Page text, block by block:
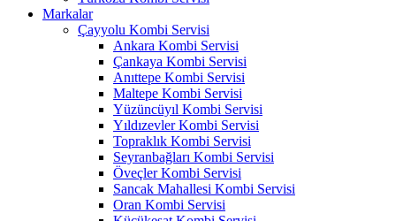
Markalar
Çayyolu Kombi Servisi
Ankara Kombi Servisi
Çankaya Kombi Servisi
Anıttepe Kombi Servisi
Maltepe Kombi Servisi
Yüzüncüyıl Kombi Servisi
Yıldızevler Kombi Servisi
Topraklık Kombi Servisi
Seyranbağları Kombi Servisi
Öveçler Kombi Servisi
Sancak Mahallesi Kombi Servisi
Oran Kombi Servisi